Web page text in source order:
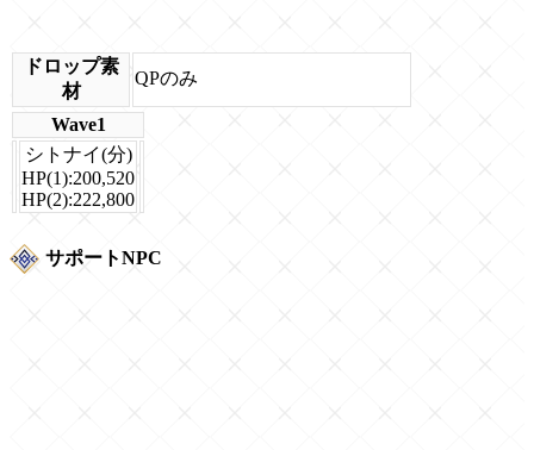
ドロップ素
材
QPのみ
Wave1
シトナイ(分)
HP(1):200,520
HP(2):222,800
サポートNPC